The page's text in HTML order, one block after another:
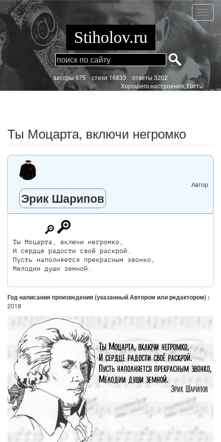
Перейти
к
основному
содержанию
Ты
Stiholov.ru
aвторы 975стихи 16833 ответы 3202
Хорошего настроения, Гость!
Ты Моцарта, включи негромко
Автор
Эрик Шарипов
Ты Моцарта, включи негромко,
И сердце радости своё раскрой.
Пусть наполняется прекрасным звонко,
Год написания произведения (указанный Автором или редактором) :
2018